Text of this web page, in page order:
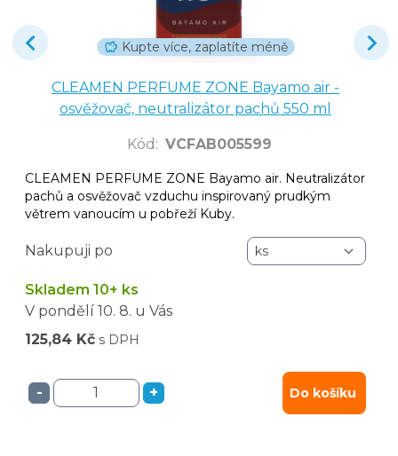
Kupte více, zaplatíte méně
CLEAMEN PERFUME ZONE Bayamo air -
osvěžovač, neutralizátor pachů 550 ml
Kód : VCFAB005599
CLEAMEN PERFUME ZONE Bayamo air. Neutralizátor
pachů a osvěžovač vzduchu inspirovaný prudkým
větrem vanoucím u pobřeží Kuby.
Nakupuji po
Skladem 10+ ks
V pondělí 10. 8. u Vás
125,84 Kč s DPH
- + Do košíku